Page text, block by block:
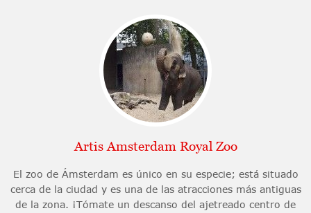
Artis Amsterdam Royal Zoo
El zoo de Ámsterdam es único en su especie; está situado
cerca de la ciudad y es una de las atracciones más antiguas
de la zona. ¡Tómate un descanso del ajetreado centro de